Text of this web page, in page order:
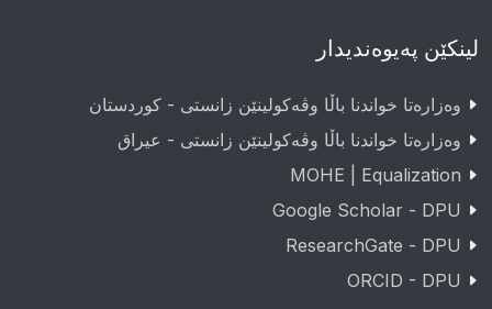
لینکێن پەیوەندیدار
وەزارەتا خواندنا باڵا وڤەکولینێن زانستی - کوردستان
وەزارەتا خواندنا باڵا وڤەکولینێن زانستی - عيراق
MOHE | Equalization
Google Scholar - DPU
ResearchGate - DPU
ORCID - DPU